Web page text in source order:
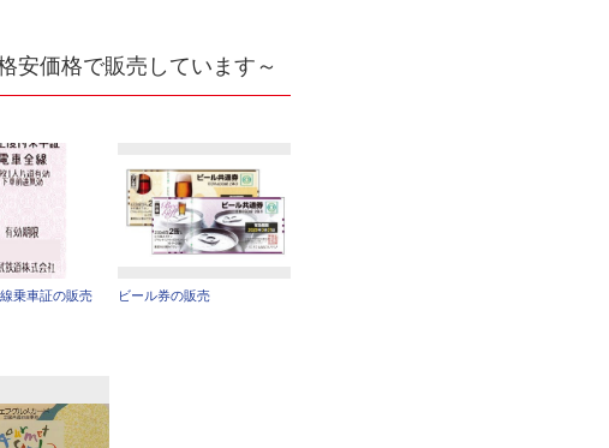
安価格で販売しています～
乗車証の販売 ビール券の販売